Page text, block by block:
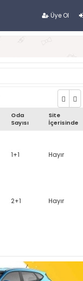
Üye Ol
Oda
Sayısı
Site
İçerisinde
1+1 Hayır
2+1 Hayır